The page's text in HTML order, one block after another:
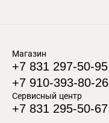
Магазин
+7 831 297-50-95
+7 910-393-80-26
Сервисный центр
+7 831 295-50-67